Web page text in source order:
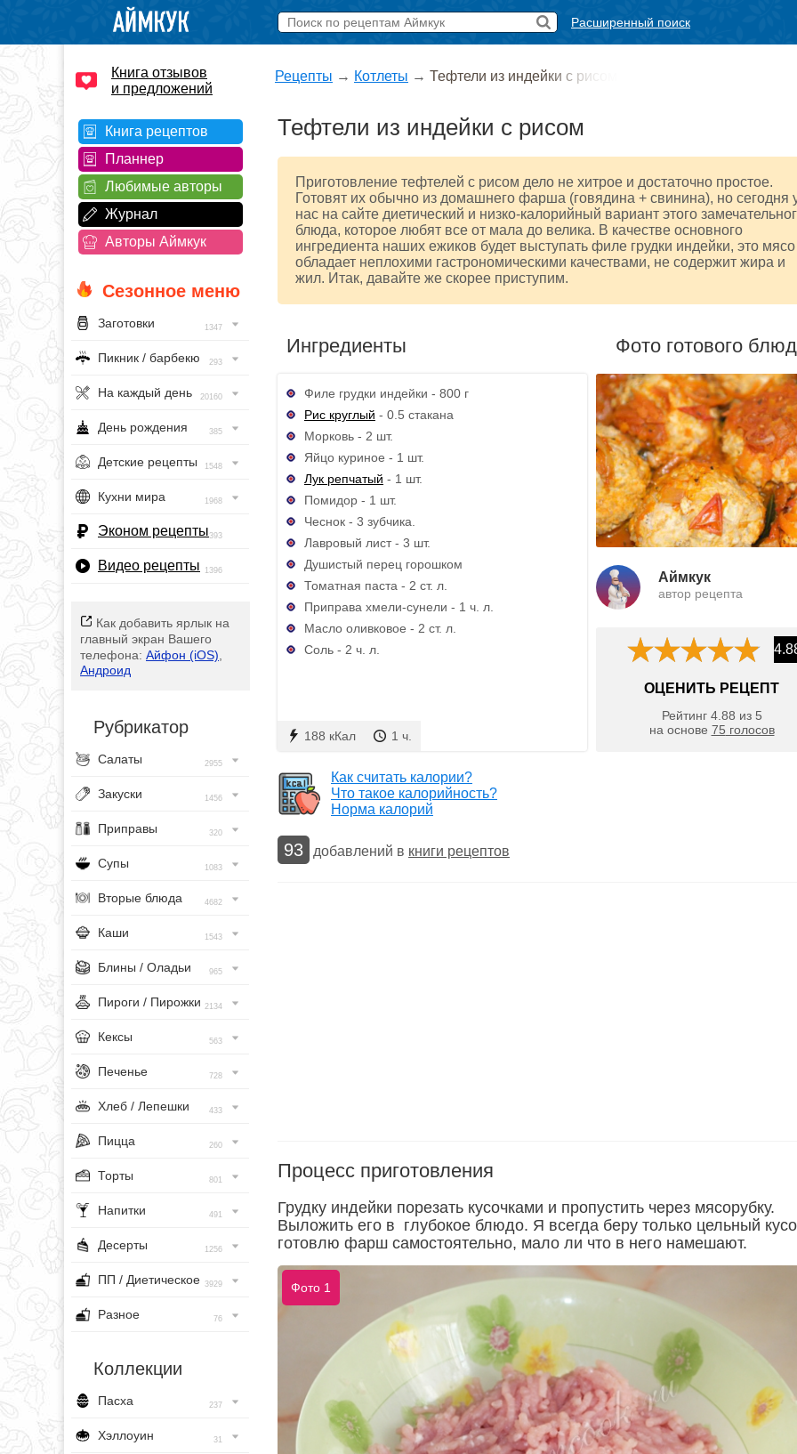
Расширенный поиск
Книга отзывов
и предложений
Книга рецептов
Планнер
Любимые авторы
Журнал
Авторы Аймкук
Сезонное меню
Заготовки 1347
Пикник / барбекю 293
На каждый день 20160
День рождения 385
Детские рецепты 1548
Кухни мира 1968
Эконом рецепты393
Видео рецепты 1396
Как добавить ярлык на
главный экран Вашего
телефона: Айфон (iOS)
Андроид
Рубрикатор
Салаты 2955
Закуски 1456
Приправы 320
Супы 1083
Вторые блюда 4682
Каши 1543
Блины / Оладьи 965
Пироги / Пирожки 2134
Кексы 563
Печенье 728
Хлеб / Лепешки 433
Пицца 260
Торты 801
Напитки 491
Десерты 1256
ПП / Диетическое 3929
Разное 76
Коллекции
Пасха 237
Хэллоуин 31
Рецепты → Котлеты → Тефтели из индейки с рисом
Тефтели из индейки с рисом
Приготовление тефтелей с рисом дело не хитрое и достаточно простое.
Готовят их обычно из домашнего фарша (говядина + свинина), но сегодня
нас на сайте диетический и низко-калорийный вариант этого
блюда, которое любят все от мала до велика. В качестве основного
ингредиента наших ежиков будет выступать филе грудки индейки, это мясо
обладает неплохими гастрономическими качествами, не содержит жира и
жил. Итак, давайте же скорее приступим.
Ингредиенты
Филе грудки индейки - 800 г
Рис круглый - 0.5 стакана
Морковь - 2 шт.
Яйцо куриное - 1 шт.
Лук репчатый - 1 шт.
Помидор - 1 шт.
Чеснок - 3 зубчика.
Лавровый лист - 3 шт.
Душистый перец горошком
Томатная паста - 2 ст. л.
Приправа хмели-сунели - 1 ч. л.
Масло оливковое - 2 ст. л.
Соль - 2 ч. л.
188 кКал 1 ч.
Фото готового
Аймкук
автор рецепта
ОЦЕНИТЬ РЕЦЕПТ
Рейтинг 4.88 из 5
на основе 75 голосов
Как считать калории?
Что такое калорийность?
Норма калорий
93 добавлений в книги рецептов
Процесс приготовления
Грудку индейки порезать кусочками и пропустить через мясорубку.
Выложить его в глубокое блюдо. Я всегда беру только цельный
готовлю фарш самостоятельно, мало ли что в него намешают.
Фото 1